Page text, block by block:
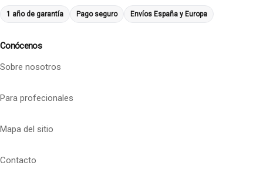
1 año de garantía Pago seguro Envíos España y Europa
Conócenos
Sobre nosotros
Para profecionales
Mapa del sitio
Contacto